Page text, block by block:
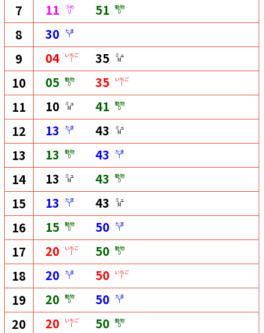
7 11 うめ
U 51 動物
D
8 30 たま
T
9 04 いちご
I 35 ミュ
M
10 05 動物
D 35 いちご
I
11 10 ミュ
M 41 動物
D
12 13 たま
T 43 ミュ
M
13 13 動物
D 43 たま
T
14 13 ミュ
M 43 動物
D
15 13 たま
T 43 ミュ
M
16 15 動物
D 50 たま
T
17 20 いちご
I 50 動物
D
18 20 たま
T 50 いちご
I
19 20 動物
D 50 たま
T
20 20 いちご
I 50 動物
D